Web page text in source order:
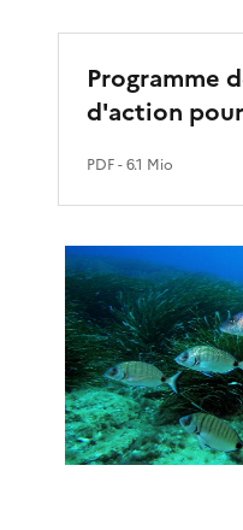
Programme
d'action
PDF- 6.1 Mio